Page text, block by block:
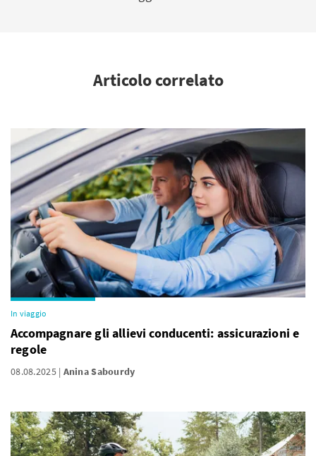
Articolo correlato
In viaggio
Accompagnare gli allievi conducenti: assicurazioni e
regole
08.08.2025 Anina Sabourdy